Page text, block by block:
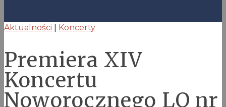
Aktualności Koncerty
Premiera XIV
Koncertu
Noworocznego LO nr